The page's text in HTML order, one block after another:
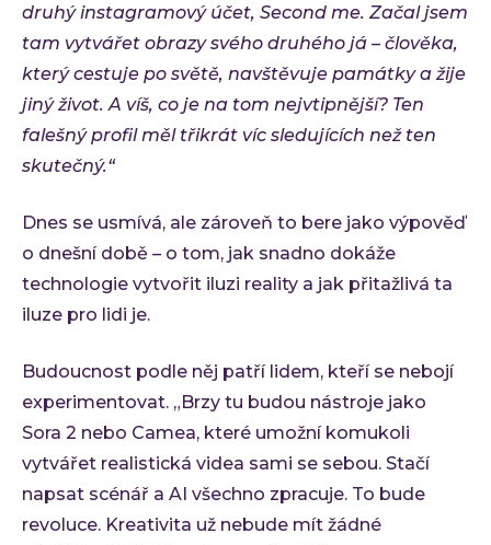
druhý instagramový účet, Second me. Začal jsem
tam vytvářet obrazy svého druhého já – člověka,
který cestuje po světě, navštěvuje památky a žije
jiný život. A víš, co je na tom nejvtipnější? Ten
falešný profil měl třikrát víc sledujících než ten
skutečný.“
Dnes se usmívá, ale zároveň to bere jako výpověď
o dnešní době – o tom, jak snadno dokáže
technologie vytvořit iluzi reality a jak přitažlivá ta
iluze pro lidi je.
Budoucnost podle něj patří lidem, kteří se nebojí
experimentovat. „Brzy tu budou nástroje jako
Sora 2 nebo Camea, které umožní komukoli
vytvářet realistická videa sami se sebou. Stačí
napsat scénář a AI všechno zpracuje. To bude
revoluce. Kreativita už nebude mít žádné